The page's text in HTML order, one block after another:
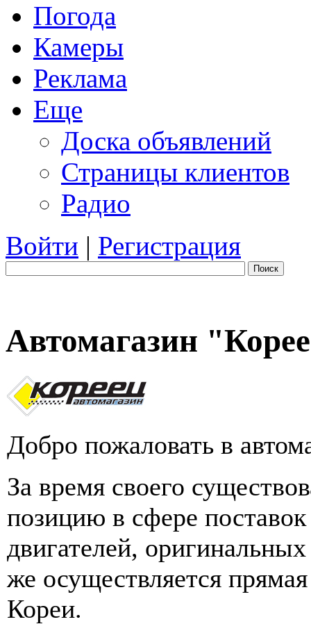
Погода
Камеры
Реклама
Еще
Доска объявлений
Страницы клиентов
Радио
Войти | Регистрация
Поиск
Автомагазин
Добро пожаловать в
За время своего
позицию в сфере поставок
двигателей,
же осуществляется
Кореи.